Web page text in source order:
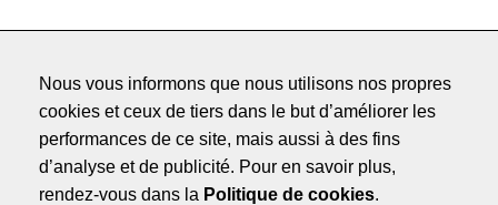
© 2021. COSTA BRAVA HOTELS DE LUXE - Todos los derechos reservados
Politique de Confidentialité
Nous vous informons que nous utilisons nos propres
cookies et ceux de tiers dans le but d’améliorer les
performances de ce site, mais aussi à des fins
d’analyse et de publicité. Pour en savoir plus,
rendez-vous dans la Politique de cookies.